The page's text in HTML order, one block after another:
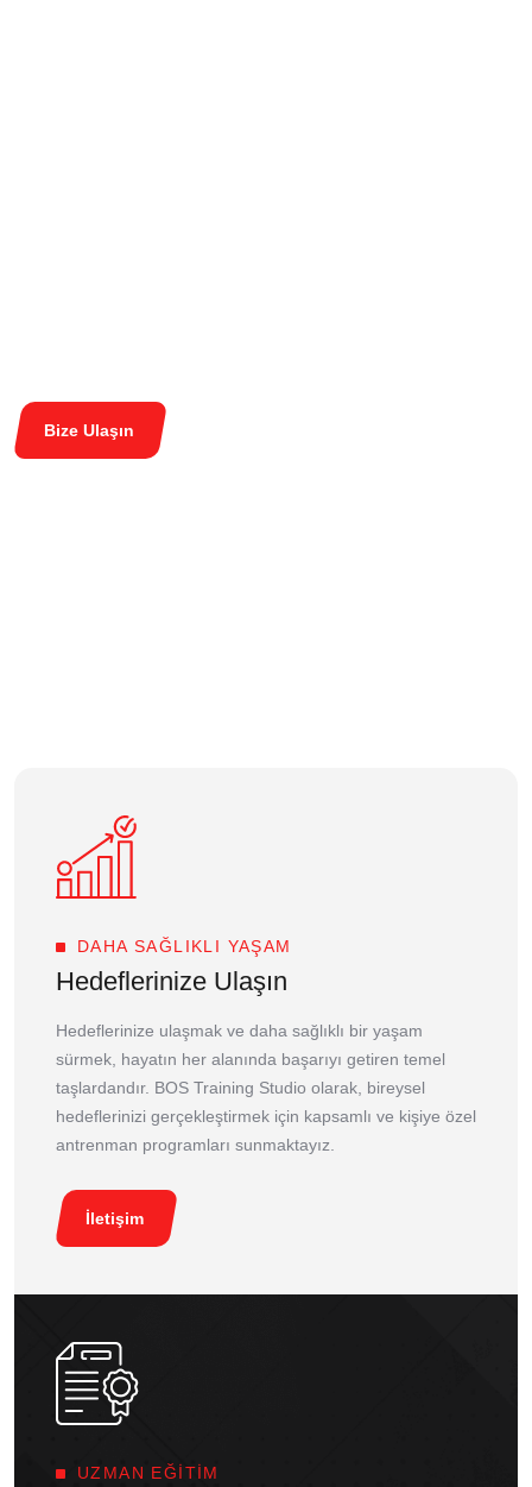
Bize Ulaşın
DAHA SAĞLIKLI YAŞAM
Hedeflerinize Ulaşın
Hedeflerinize ulaşmak ve daha sağlıklı bir yaşam
sürmek, hayatın her alanında başarıyı getiren temel
taşlardandır. BOS Training Studio olarak, bireysel
hedeflerinizi gerçekleştirmek için kapsamlı ve kişiye özel
antrenman programları sunmaktayız.
İletişim
UZMAN EĞITIM